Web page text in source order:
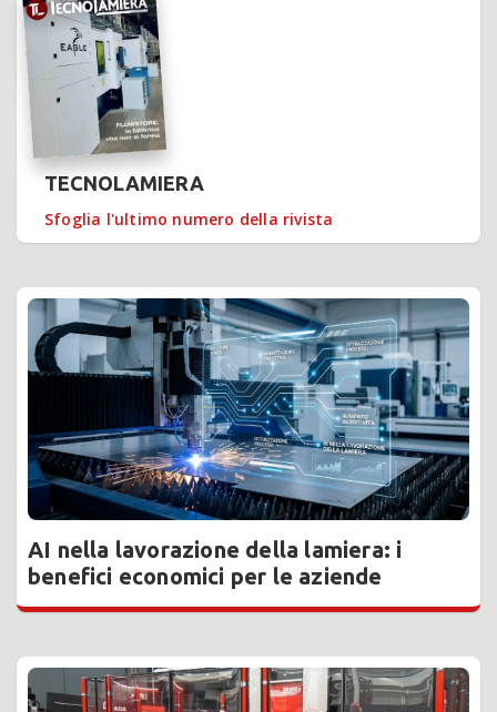
TECNOLAMIERA
Sfoglia l'ultimo numero della rivista
AI nella lavorazione della lamiera: i
benefici economici per le aziende